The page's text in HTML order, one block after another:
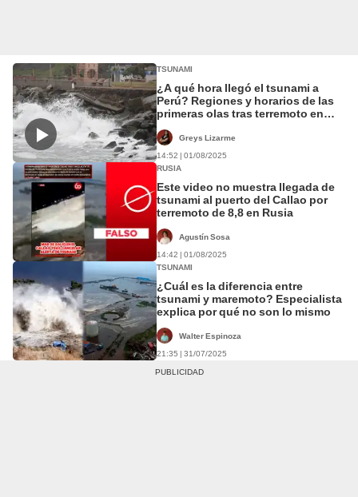
TSUNAMI
¿A qué hora llegó el tsunami a
Perú? Regiones y horarios de las
primeras olas tras terremoto en
Greys Lizarme
14:52 | 01/08/2025
RUSIA
Este video no muestra llegada de
tsunami al puerto del Callao por
terremoto de 8,8 en Rusia
Agustín Sosa
14:42 | 01/08/2025
TSUNAMI
¿Cuál es la diferencia entre
tsunami y maremoto? Especialista
explica por qué no son lo mismo
Walter Espinoza
21:35 | 31/07/2025